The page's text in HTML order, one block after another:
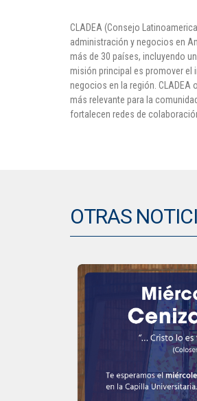
CLADEA (Consejo
administración y negocios en
más de 30 países, incluyendo
misión principal es promover el
negocios en la región.
más relevante para la
fortalecen redes de
OTRAS